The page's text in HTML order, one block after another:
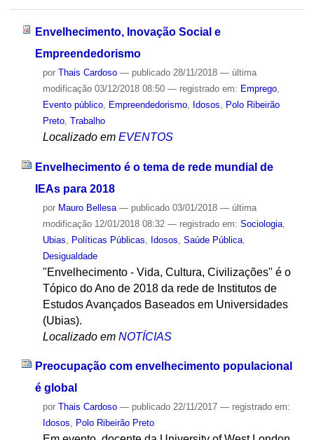
Envelhecimento, Inovação Social e
Empreendedorismo
por Thais Cardoso — publicado28/11/2018 — última
modificação03/12/2018 08:50 — registrado em: Emprego,
Evento público, Empreendedorismo, Idosos
Polo Ribeirão
Preto, Trabalho
Localizado em EVENTOS
Envelhecimento é o tema de rede mundial de
IEAs para 2018
por Mauro Bellesa — publicado03/01/2018 — última
modificação12/01/2018 08:32 — registrado em: Sociologia,
Ubias
Políticas Públicas Idosos Saúde Pública,
Desigualdade
"Envelhecimento - Vida, Cultura, Civilizações" é o
Tópico do Ano de 2018 da rede de Institutos de
Estudos Avançados Baseados em Universidades
(Ubias).
Localizado em NOTÍCIAS
Preocupação com envelhecimento populacional
é global
por Thais Cardoso — publicado22/11/2017 — registrado em:
Idosos, Polo Ribeirão Preto